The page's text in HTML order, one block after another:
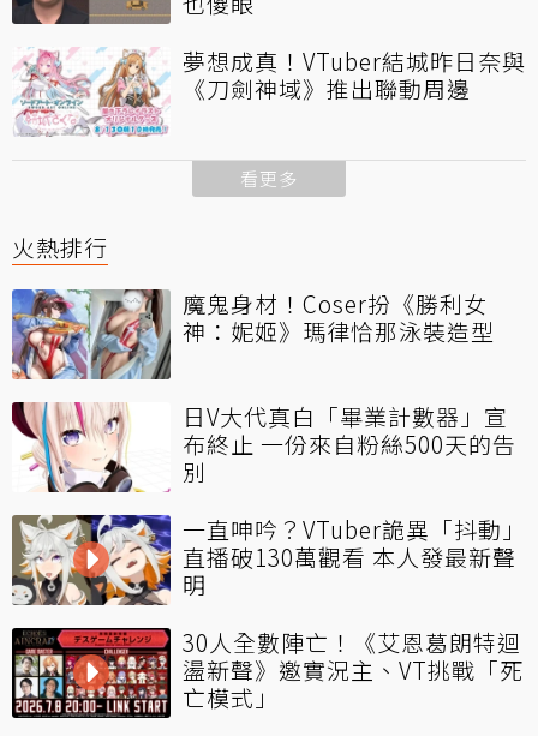
夢想成真！VTuber結城昨日奈與
《刀劍神域》推出聯動周邊
看更多
火熱排行
魔鬼身材！Coser扮《勝利女
神：妮姬》瑪律恰那泳裝造型
日V大代真白「畢業計數器」宣
布終止 一份來自粉絲500天的告
別
一直呻吟？VTuber詭異「抖動」
直播破130萬觀看 本人發最新聲
明
30人全數陣亡！《艾恩葛朗特迴
盪新聲》邀實況主、VT挑戰「死
亡模式」